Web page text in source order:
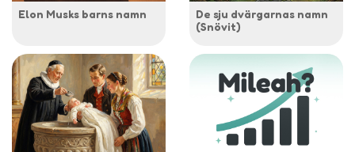
Elon Musks barns namn
De sju dvärgarnas namn
(Snövit)